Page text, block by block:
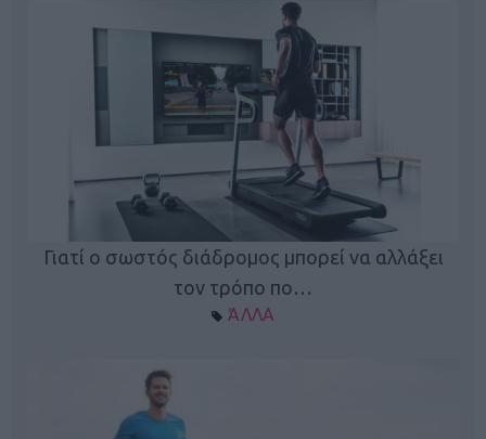
Γιατί ο σωστός διάδρομος μπορεί να αλλάξει
τον τρόπο πο…
ΆΛΛΑ